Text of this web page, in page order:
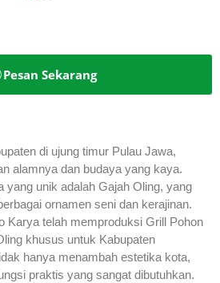
Pesan Sekarang
di ujung timur Pulau Jawa,
alamnya dan budaya yang kaya.
yang unik adalah Gajah Oling, yang
ornamen seni dan kerajinan.
Karya telah memproduksi Grill Pohon
khusus untuk Kabupaten
hanya menambah estetika kota,
praktis yang sangat dibutuhkan.